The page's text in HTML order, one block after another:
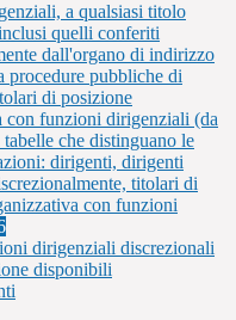
a qualsiasi titolo
quelli conferiti
dall'organo di indirizzo
procedure pubbliche di
di posizione
con funzioni dirigenziali (da
che distinguano le
dirigenti, dirigenti
titolari di
con funzioni
dirigenziali discrezionali
disponibili